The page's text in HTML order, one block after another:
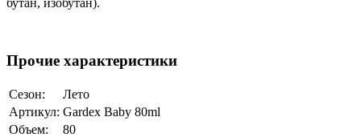
Прочие характеристики
Сезон:
Лето
Артикул: Gardex Baby 80ml
Объем:
80